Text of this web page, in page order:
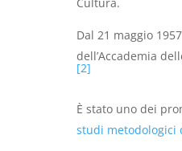
Dal 21 maggio
dell’Accademia
[2]
È stato uno dei
studi metodologici